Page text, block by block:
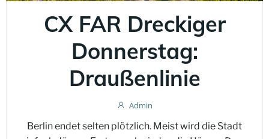
CX FAR Dreckiger
Donnerstag:
Draußenlinie
Admin
Berlin endet selten plötzlich. Meist wird die Stadt